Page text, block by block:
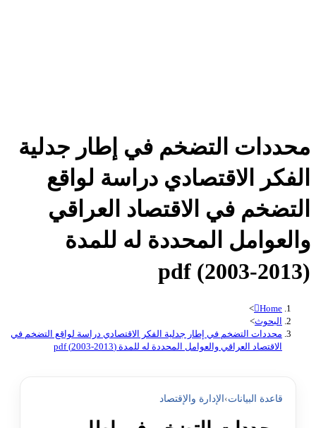
محددات التضخم في إطار جدلية
الفكر الاقتصادي دراسة لواقع
التضخم في الاقتصاد العراقي
والعوامل المحددة له للمدة
(2013-2003) pdf
Home
>
البحوث>
محددات التضخم في إطار جدلية الفكر الاقتصادي دراسة لواقع التضخم في
الاقتصاد العراقي والعوامل المحددة له للمدة (2013-2003) pdf
قاعدة البيانات› الإدارة والإقتصاد